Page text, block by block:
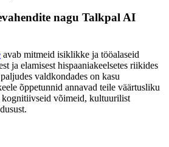
nagu Talkpal AI
avab mitmeid isiklikke ja tööalaseid
ja elamisest hispaaniakeelsetes riikides
valdkondades on kasu
õppetunnid annavad teile väärtusliku
kognitiivseid võimeid, kultuurilist